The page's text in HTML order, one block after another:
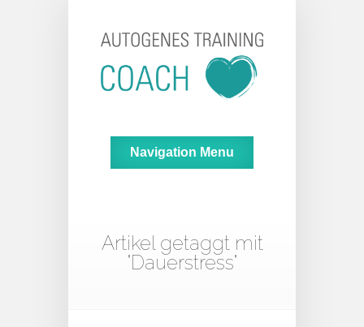
Navigation Menu
Artikel getaggt mit
"Dauerstress"